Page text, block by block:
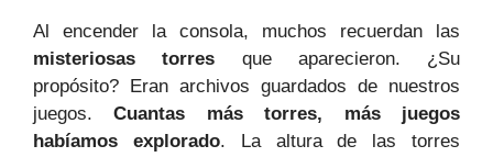
Al encender la consola, muchos recuerdan las
misteriosas torres que aparecieron. ¿Su
propósito? Eran archivos guardados de nuestros
juegos. Cuantas más torres, más juegos
habíamos explorado. La altura de las torres